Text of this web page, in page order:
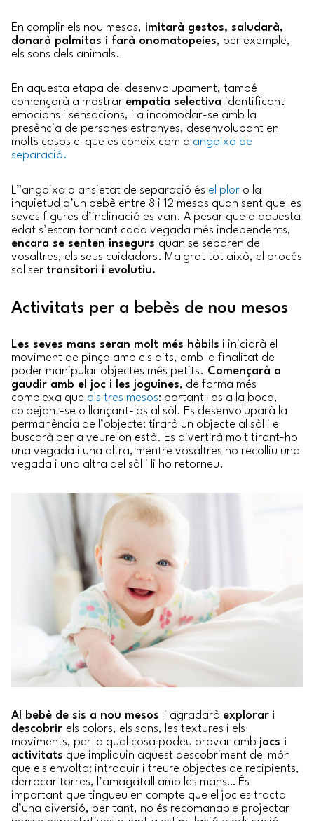
En complir els nou mesos, imitarà gestos, saludarà,
donarà palmitas i farà onomatopeies, per exemple,
els sons dels animals.
En aquesta etapa del desenvolupament, també
començarà a mostrar empatia selectiva identificant
emocions i sensacions, i a incomodar-se amb la
presència de persones estranyes, desenvolupant en
molts casos el que es coneix com a angoixa de
separació.
L”angoixa o ansietat de separació és el plor o la
inquietud d’un bebè entre 8 i 12 mesos quan sent que les
seves figures d’inclinació es van. A pesar que a aquesta
edat s’estan tornant cada vegada més independents,
encara se senten insegurs quan se separen de
vosaltres, els seus cuidadors. Malgrat tot això, el procés
sol ser transitori i evolutiu.
Activitats per a bebès de nou mesos
Les seves mans seran molt més hàbils i iniciarà el
moviment de pinça amb els dits, amb la finalitat de
poder manipular objectes més petits. Començarà a
gaudir amb el joc i les joguines, de forma més
complexa que als tres mesos: portant-los a la boca,
colpejant-se o llançant-los al sòl. Es desenvoluparà la
permanència de l’objecte: tirarà un objecte al sòl i el
buscarà per a veure on està. Es divertirà molt tirant-ho
una vegada i una altra, mentre vosaltres ho recolliu una
vegada i una altra del sòl i li ho retorneu.
Al bebè de sis a nou mesos li agradarà explorar i
descobrir els colors, els sons, les textures i els
moviments, per la qual cosa podeu provar amb jocs i
activitats que impliquin aquest descobriment del món
que els envolta: introduir i treure objectes de recipients,
derrocar torres, l’amagatall amb les mans… És
important que tingueu en compte que el joc es tracta
d’una diversió, per tant, no és recomanable projectar